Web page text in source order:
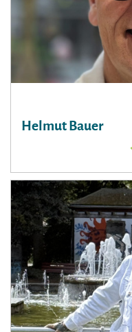
Helmut Bauer